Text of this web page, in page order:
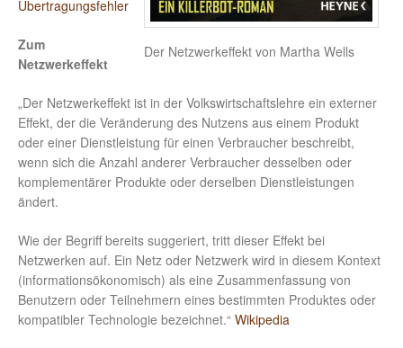
Der Netzwerkeffekt von Martha Wells
Übertragungsfehler
Zum
Netzwerkeffekt
„Der Netzwerkeffekt ist in der Volkswirtschaftslehre ein externer
Effekt, der die Veränderung des Nutzens aus einem Produkt
oder einer Dienstleistung für einen Verbraucher beschreibt,
wenn sich die Anzahl anderer Verbraucher desselben oder
komplementärer Produkte oder derselben Dienstleistungen
ändert.
Wie der Begriff bereits suggeriert, tritt dieser Effekt bei
Netzwerken auf. Ein Netz oder Netzwerk wird in diesem Kontext
(informationsökonomisch) als eine Zusammenfassung von
Benutzern oder Teilnehmern eines bestimmten Produktes oder
kompatibler Technologie bezeichnet.“ Wikipedia